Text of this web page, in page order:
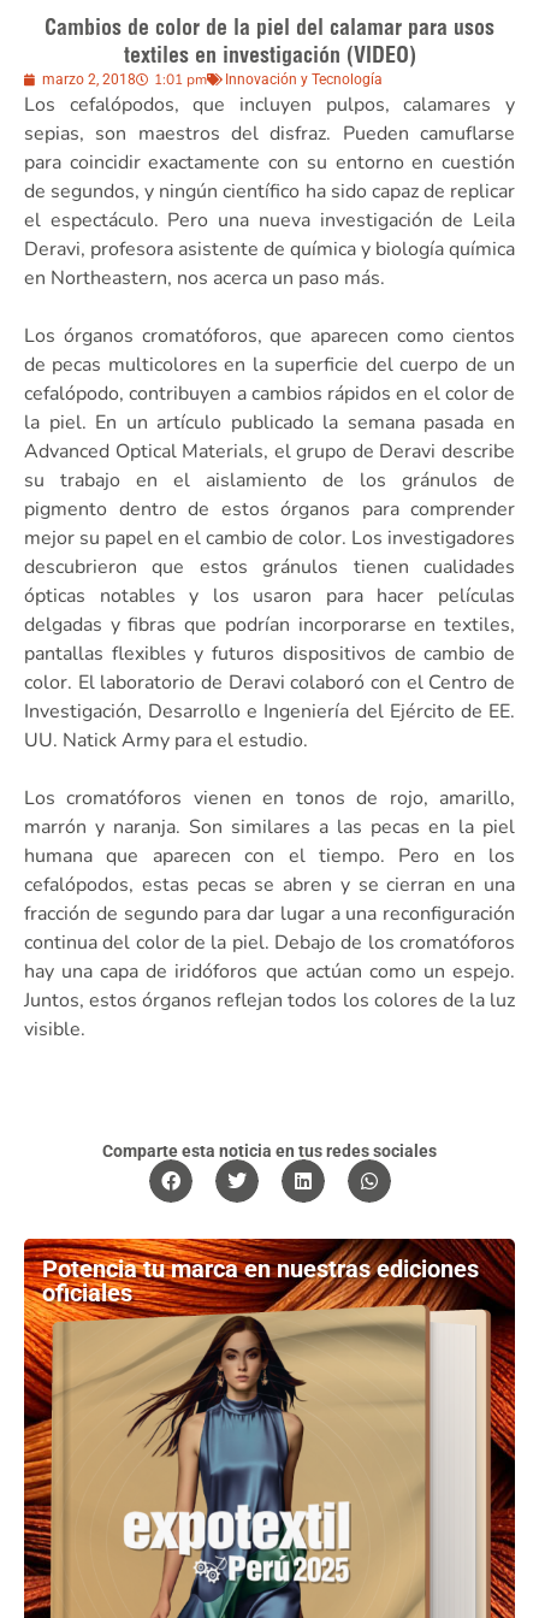
Cambios de color de la piel del calamar para usos
textiles en investigación (VIDEO)
marzo 2, 2018 1:01 pm Innovación y Tecnología
Los cefalópodos, que incluyen pulpos, calamares y
sepias, son maestros del disfraz. Pueden camuflarse
para coincidir exactamente con su entorno en cuestión
de segundos, y ningún científico ha sido capaz de replicar
el espectáculo. Pero una nueva investigación de Leila
Deravi, profesora asistente de química y biología química
en Northeastern, nos acerca un paso más.
Los órganos cromatóforos, que aparecen como cientos
de pecas multicolores en la superficie del cuerpo de un
cefalópodo, contribuyen a cambios rápidos en el color de
la piel. En un artículo publicado la semana pasada en
Advanced Optical Materials, el grupo de Deravi describe
su trabajo en el aislamiento de los gránulos de
pigmento dentro de estos órganos para comprender
mejor su papel en el cambio de color. Los investigadores
descubrieron que estos gránulos tienen cualidades
ópticas notables y los usaron para hacer películas
delgadas y fibras que podrían incorporarse en textiles,
pantallas flexibles y futuros dispositivos de cambio de
color. El laboratorio de Deravi colaboró con el Centro de
Investigación, Desarrollo e Ingeniería del Ejército de EE.
UU. Natick Army para el estudio.
Los cromatóforos vienen en tonos de rojo, amarillo,
marrón y naranja. Son similares a las pecas en la piel
humana que aparecen con el tiempo. Pero en los
cefalópodos, estas pecas se abren y se cierran en una
fracción de segundo para dar lugar a una reconfiguración
continua del color de la piel. Debajo de los cromatóforos
hay una capa de iridóforos que actúan como un espejo.
Juntos, estos órganos reflejan todos los colores de la luz
visible.
Comparte esta noticia en tus redes sociales
Potencia tu marca en nuestras ediciones
oficiales